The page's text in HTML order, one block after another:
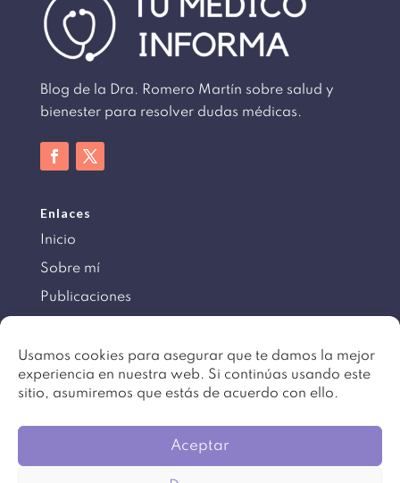
Usamos cookies para asegurar que te damos la mejor
experiencia en nuestra web. Si continúas usando este
sitio, asumiremos que estás de acuerdo con ello.
Aceptar
Blog de la Dra. Romero Martín sobre salud y
bienester para resolver dudas médicas.
Enlaces
Inicio
Sobre mí
Publicaciones
Información
Aviso legal